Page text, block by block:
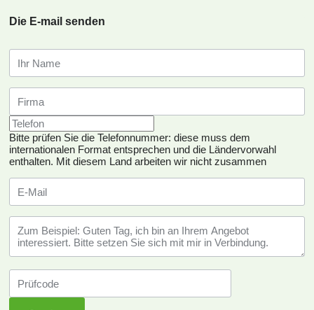
Die E-mail senden
Bitte prüfen Sie die Telefonnummer: diese muss dem
internationalen Format entsprechen und die Ländervorwahl
enthalten. Mit diesem Land arbeiten wir nicht zusammen